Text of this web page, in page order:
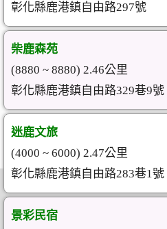
彰化縣鹿港鎮自由路297號
柴鹿森苑
(8880 ~ 8880) 2.46公里
彰化縣鹿港鎮自由路329巷9號
迷鹿文旅
(4000 ~ 6000) 2.47公里
彰化縣鹿港鎮自由路283巷1號
景彩民宿